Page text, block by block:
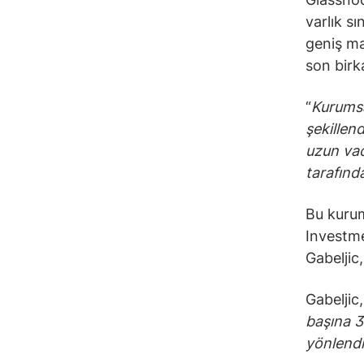
varlık
geniş
son
“
uzun
Bu
başına